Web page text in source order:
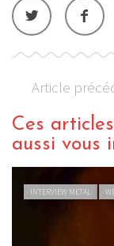
Article
Ces
aussi vous
INTERVIEW METAL